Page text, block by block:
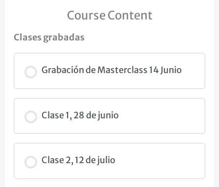
Course Content
Clases grabadas
Grabación de Masterclass 14 Junio
Clase 1, 28 de junio
Clase 2, 12 de julio